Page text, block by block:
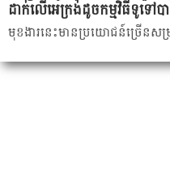
ដាក់លើអេក្រង់ដូចកម្មវិធីទូទៅប
មុខងារនេះមានប្រយោជន៍ច្រើនស